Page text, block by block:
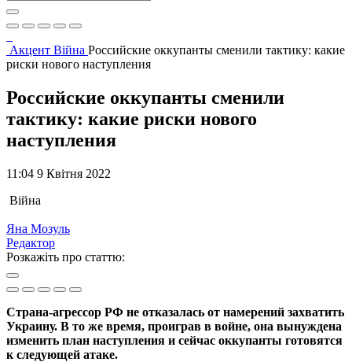
Акцент Війна Российские оккупанты сменили тактику: какие
риски нового наступления
Российские оккупанты сменили
тактику: какие риски нового
наступления
11:04 9 Квітня 2022
Війна
Яна Мозуль
Редактор
Розкажіть про статтю:
Страна-агрессор РФ не отказалась от намерений захватить
Украину. В то же время, проиграв в войне, она вынуждена
изменить план наступления и сейчас оккупанты готовятся
к следующей атаке.